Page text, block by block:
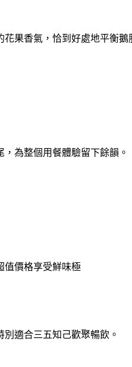
果香氣，恰到好處地平衡鵝
為整個⽤餐體驗留下餘韻。
值價格享受鮮味極
適合三五知⼰歡聚暢飲。